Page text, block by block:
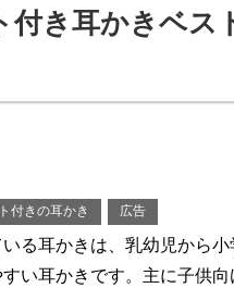
付き耳かきベス
付きの耳かき 広告
る耳かきは、乳幼児から小
い耳かきです。主に子供向